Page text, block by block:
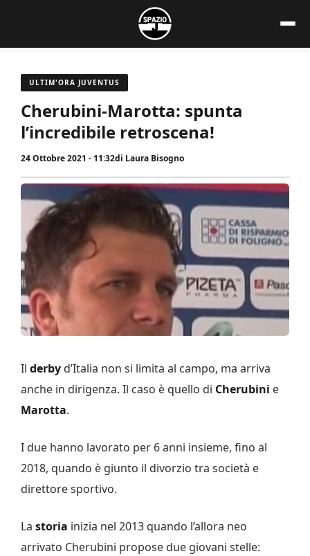
contenuto
ULTIM'ORA JUVENTUS
Cherubini-Marotta: spunta
l’incredibile retroscena!
24 Ottobre 2021 - 11:32di Laura Bisogno
Il derby d’Italia non si limita al campo, ma arriva
anche in dirigenza. Il caso è quello di Cherubini e
Marotta.
I due hanno lavorato per 6 anni insieme, fino al
2018, quando è giunto il divorzio tra società e
direttore sportivo.
La storia inizia nel 2013 quando l’allora neo
arrivato Cherubini propose due giovani stelle: